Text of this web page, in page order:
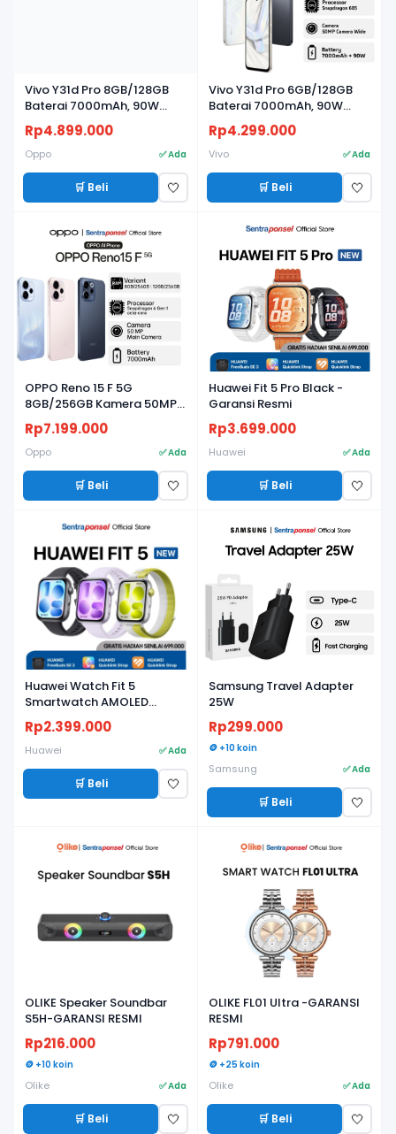
Vivo Y31d Pro 8GB/128GB
Baterai 7000mAh, 90W
FlashCharge, Kamera 50MP
Rp4.899.000
Oppo ✅ Ada
🛒 Beli 🤍
Vivo Y31d Pro 6GB/128GB
Baterai 7000mAh, 90W
FlashCharge, Kamera 50MP
Rp4.299.000
Vivo ✅ Ada
🛒 Beli 🤍
OPPO Reno 15 F 5G
8GB/256GB Kamera 50MP,
Baterai 7000mAh, Layar
AMOLED 120Hz
Rp7.199.000
Oppo ✅ Ada
🛒 Beli 🤍
Huawei Fit 5 Pro Black -
Garansi Resmi
Rp3.699.000
Huawei ✅ Ada
🛒 Beli 🤍
Huawei Watch Fit 5
Smartwatch AMOLED
Ringan, Baterai Tahan
Lama, Fitness & Health
Tracker - Garansi Resmi
Rp2.399.000
Huawei ✅ Ada
🛒 Beli 🤍
Samsung Travel Adapter
25W
Rp299.000
🪙 +10 koin
Samsung ✅ Ada
🛒 Beli 🤍
OLIKE Speaker Soundbar
S5H-GARANSI RESMI
Rp216.000
🪙 +10 koin
Olike ✅ Ada
🛒 Beli 🤍
OLIKE FL01 Ultra -GARANSI
RESMI
Rp791.000
🪙 +25 koin
Olike ✅ Ada
🛒 Beli 🤍